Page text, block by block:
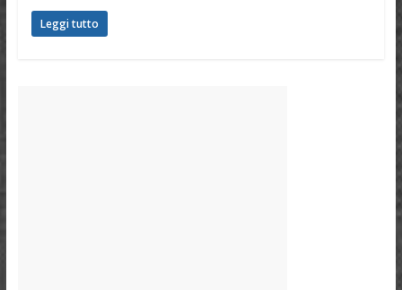
Leggi tutto